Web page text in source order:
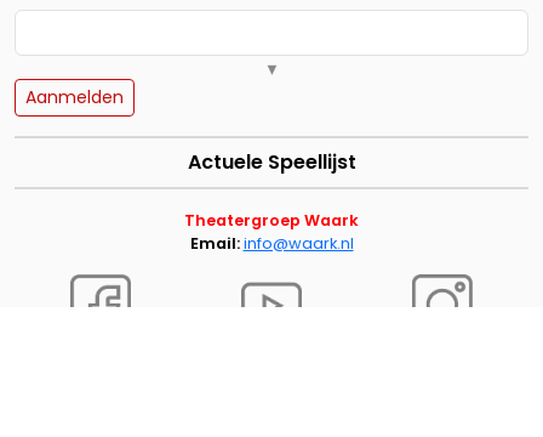
▼
Alleen een e-mailadres is verplicht voor aan- of afmelding.
Voornaam
Aanmelden
Actuele Speellijst
Theatergroep Waark
Email:info@waark.nl